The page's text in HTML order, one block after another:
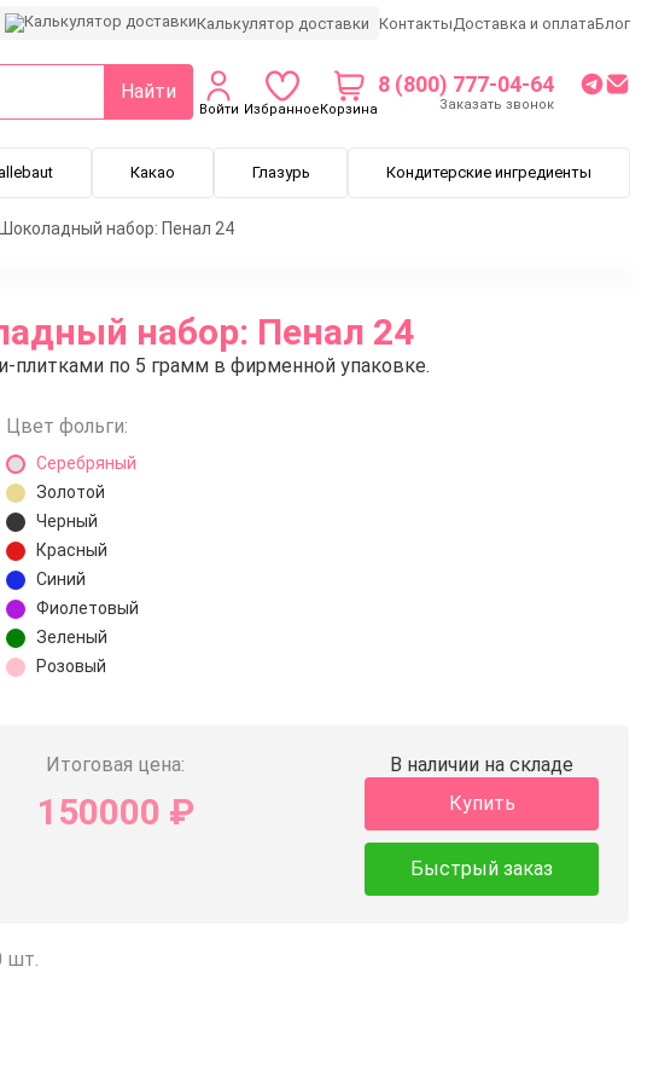
Калькулятор доставки КонтактыДоставка и оплатаБлог
Найти
Войти ИзбранноеКорзина
8 (800) 777-04-64
Заказать звонок
Какао Глазурь Кондитерские ингредиенты
Шоколадный набор: Пенал 24
набор: Пенал 24
плитками по 5 грамм в фирменной упаковке.
Цвет фольги:
Серебряный
Золотой
Черный
Красный
Синий
Фиолетовый
Зеленый
Розовый
Итоговая цена:
150000 ₽
В наличии на складе
Купить
Быстрый заказ
шт.